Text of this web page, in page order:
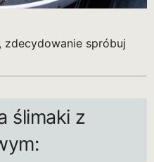
spróbuj
ślimaki z